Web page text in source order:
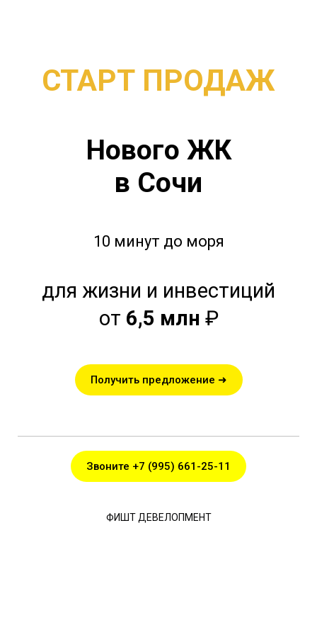
СТАРТ ПРОДАЖ
Нового ЖК
в Сочи
10 минут до моря
для жизни и инвестиций
от 6,5 млн ₽
Получить предложение ➜
Звоните +7 (995) 661-25-11
ФИШТ ДЕВЕЛОПМЕНТ